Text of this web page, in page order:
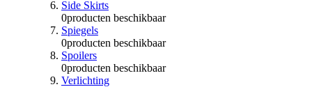
Side Skirts
0producten beschikbaar
Spiegels
0producten beschikbaar
Spoilers
0producten beschikbaar
Verlichting